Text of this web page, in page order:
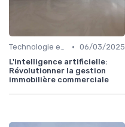
Technologie et Innovation en Gestion Immobilière • 06/03/2025
L'intelligence artificielle:
Révolutionner la gestion
immobilière commerciale